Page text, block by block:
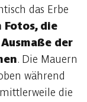
das Erbe
die
der
. Die Mauern
während
die